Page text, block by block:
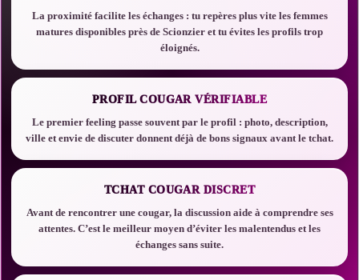
La proximité facilite les échanges : tu repères plus vite les femmes
matures disponibles près de Scionzier et tu évites les profils trop
éloignés.
PROFIL COUGAR VÉRIFIABLE
Le premier feeling passe souvent par le profil : photo, description,
ville et envie de discuter donnent déjà de bons signaux avant le tchat.
TCHAT COUGAR DISCRET
Avant de rencontrer une cougar, la discussion aide à comprendre ses
attentes. C’est le meilleur moyen d’éviter les malentendus et les
échanges sans suite.